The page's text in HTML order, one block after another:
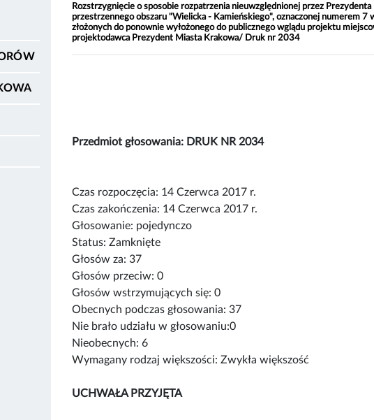
Rozstrzygnięcie o sposobie rozpatrzenia nieuwzględnionej przez
przestrzennego obszaru "Wielicka - Kamieńskiego", oznaczonej numerem
złożonych do ponownie wyłożonego do publicznego wglądu projektu
projektodawca Prezydent Miasta Krakowa/ Druk nr 2034
Przedmiot głosowania: DRUK NR 2034
Czas rozpoczęcia: 14 Czerwca 2017 r.
Czas zakończenia: 14 Czerwca 2017 r.
Głosowanie: pojedynczo
Status: Zamknięte
Głosów za: 37
Głosów przeciw: 0
Głosów wstrzymujących się: 0
Obecnych podczas głosowania: 37
Nie brało udziału w głosowaniu:0
Nieobecnych: 6
Wymagany rodzaj większości: Zwykła większość
UCHWAŁA PRZYJĘTA